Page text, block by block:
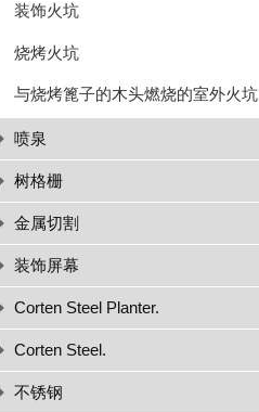
装饰火坑
烧烤火坑
与烧烤篦子的木头燃烧的室外火坑
喷泉
树格栅
金属切割
装饰屏幕
Corten Steel Planter.
Corten Steel.
不锈钢